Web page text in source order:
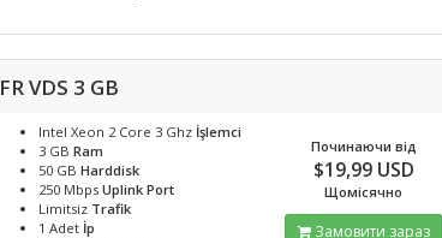
FR VDS 3 GB
Intel Xeon 2 Core 3 Ghz İşlemci
3 GB Ram
50 GB Harddisk
250 Mbps Uplink Port
Limitsiz Trafik
1 Adet İp
Починаючи від
$19,99 USD
Щомісячно
Замовити зараз